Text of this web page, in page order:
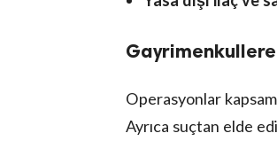
Operasyonlar
Ayrıca suçtan elde